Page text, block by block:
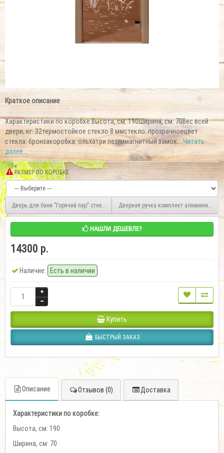
Краткое описание
Характеристики по коробке:Высота, см: 190Ширина, см: 70Вес всей
двери, кг: 32термостойкое стекло 8 ммстекло: прозрачноецвет
стекла: бронзакоробка: ольхатри петлимагнитный замок... Читать
далее...
РАЗМЕР ПО КОРОБКЕ
Дверь для бани "Горячий пар" стекло бронза прозрачное коробка ольха 190х70см
Дверная ручка комплект алюминиевая
НАШЛИ ДЕШЕВЛЕ?
14300 р.
Наличие: Есть в наличии
Купить
БЫСТРЫЙ ЗАКАЗ
Описание Отзывов (0) Доставка
Характеристики по коробке:
Высота, см: 190
Ширина, см: 70